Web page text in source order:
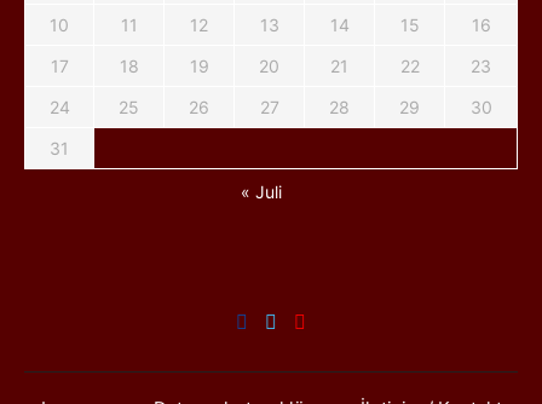
10
11 12 13 14 15
16
17
18 19 20 21 22
23
24
25 26 27 28 29
30
31
« Juli